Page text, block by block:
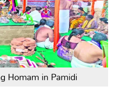
Homam in Pamidi